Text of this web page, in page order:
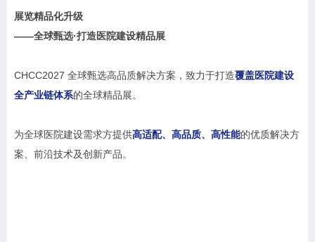
展览精品化升级
——全球甄选·打造医院建设精品展
CHCC2027 全球甄选高品质解决方案，致力于打造覆盖医院建设
全产业链体系的全球精品展。
为全球医院建设需求方提供高适配、高品质、高性能的优质解决方
案、前沿技术及创新产品。